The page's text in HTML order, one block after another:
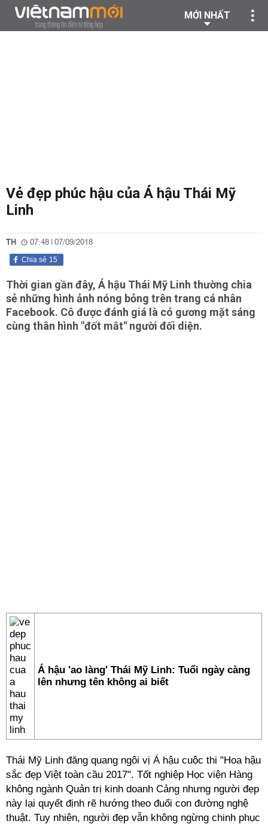
MỚI NHẤT
Vẻ đẹp phúc hậu của Á hậu Thái Mỹ
Linh
TH 07:48 | 07/09/2018
15
Chia sẻ
Thời gian gần đây, Á hậu Thái Mỹ Linh thường chia
sẻ những hình ảnh nóng bỏng trên trang cá nhân
Facebook. Cô được đánh giá là có gương mặt sáng
cùng thân hình "đốt mắt" người đối diện.
Á hậu 'ao làng' Thái Mỹ Linh: Tuổi ngày càng
lên nhưng tên không ai biết
Thái Mỹ Linh đăng quang ngôi vị Á hậu cuộc thi "Hoa hậu
sắc đẹp Việt toàn cầu 2017". Tốt nghiệp Học viện Hàng
không ngành Quản trị kinh doanh Cảng nhưng người đẹp
này lại quyết định rẽ hướng theo đuổi con đường nghệ
thuật. Tuy nhiên, người đẹp vẫn không ngừng chinh phục